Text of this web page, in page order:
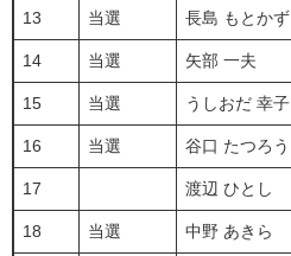
13 当選 長島 もとかず
14 当選 矢部 一夫
15 当選 うしおだ 幸子
16 当選 谷口 たつろう
17 渡辺 ひとし
18 当選 中野 あきら